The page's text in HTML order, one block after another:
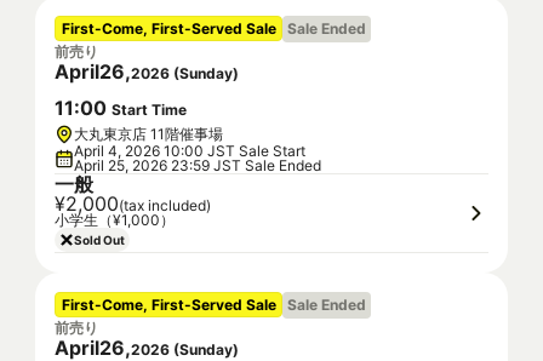
First-Come, First-Served Sale Sale Ended
前売り
April26,2026 (Sunday)
11:00 Start Time
大丸東京店 11階催事場
April 4, 2026 10:00 JST Sale Start
April 25, 2026 23:59 JST Sale Ended
一般
¥2,000(tax included)
小学生（¥1,000）
Sold Out
First-Come, First-Served Sale Sale Ended
前売り
April26,2026 (Sunday)